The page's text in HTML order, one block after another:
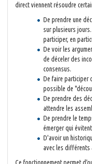
direct viennent résoudre
De prendre une
sur plusieurs
participer, en
De voir les
de déceler des
consensus.
De faire participer
possible de
De prendre des
attendre les
De prendre le
émerger qui
D'avoir un
avec les différents